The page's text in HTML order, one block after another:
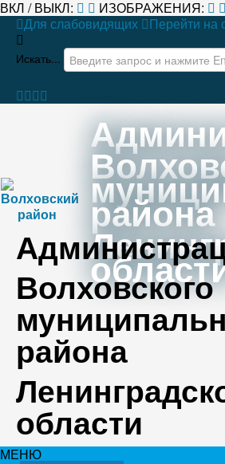
ВКЛ / ВЫКЛ: ИЗОБРАЖЕНИЯ:
Для слабовидящих
Перейти на
Искать...
района
Волховского
района
области
МЕНЮ